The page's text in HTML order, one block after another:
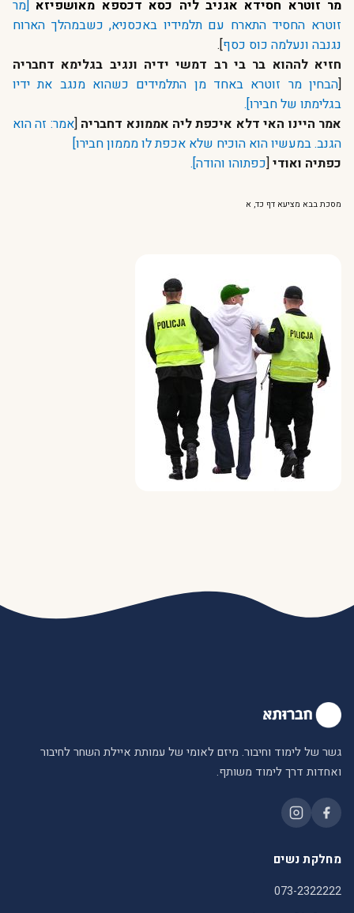
מר זוטרא חסידא אגניב ליה כסא דכספא מאושפיזא [מר
זוטרא החסיד התארח עם תלמידיו באכסניא, כשבמהלך הארוח
נגנבה ונעלמה כוס כסף].
חזיא לההוא בר בי רב דמשי ידיה ונגיב בגלימא דחבריה
[הבחין מר זוטרא באחד מן התלמידים כשהוא מנגב את ידיו
בגלימתו של חבירו].
אמר היינו האי דלא איכפת ליה אממונא דחבריה [אמר: זה הוא
הגנב. במעשיו הוא הוכיח שלא אכפת לו מממון חבירו]
כפתיה ואודי [כפתוהו והודה].
מסכת בבא מציעא דף כד, א
גשר של לימוד וחיבור. מיזם לאומי של עמותת איילת השחר לחיבור
ואחדות דרך לימוד משותף.
מחלקת נשים
073-2322222